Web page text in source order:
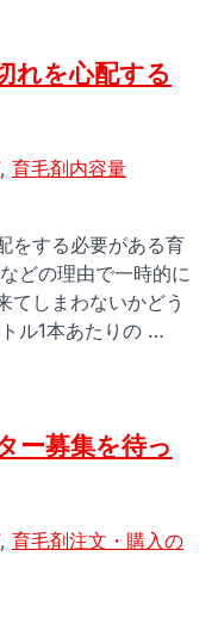
れを心配する
, 育毛剤内容量
をする必要がある育
どの理由で一時的に
てしまわないかどう
ル1本あたりの …
ー募集を待っ
, 育毛剤注文・購入の